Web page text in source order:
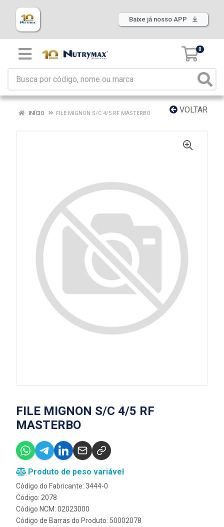
Baixe já nosso APP
0
VOLTAR
INÍCIO FILE MIGNON S/C 4/5 RF MASTERBO
FILE MIGNON S/C 4/5 RF
MASTERBO
Produto de peso variável
Código do Fabricante: 3444-0
Código: 2078
Código NCM: 02023000
Código de Barras do Produto: 50002078